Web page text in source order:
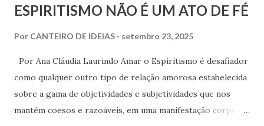
ESPIRITISMO NÃO É UM ATO DE FÉ
Por CANTEIRO DE IDEIAS setembro 23, 2025
Por Ana Cláudia Laurindo Amar o Espiritismo é desafiador
como qualquer outro tipo de relação amorosa estabelecida
sobre a gama de objetividades e subjetividades que nos
mantém coesos e razoáveis, em uma manifestação corpórea